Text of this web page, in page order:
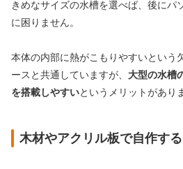
きめなサイズの水槽を選べば、後にパ
に困りません。
本体の内部に熱がこもりやすいという
ースと共通していますが、 大型の水槽
を搭載しやすいというメリットがあり
木材やアクリル板で自作す